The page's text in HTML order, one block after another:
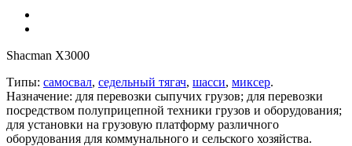
Shacman X3000
Типы: самосвал, седельный тягач, шасси, миксер.
Назначение: для перевозки сыпучих грузов; для перевозки
посредством полуприцепной техники грузов и оборудования;
для установки на грузовую платформу различного
оборудования для коммунального и сельского хозяйства.